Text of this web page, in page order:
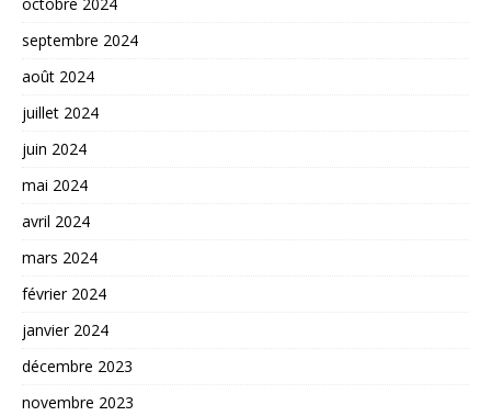
septembre 2024
août 2024
juillet 2024
juin 2024
mai 2024
avril 2024
mars 2024
février 2024
janvier 2024
décembre 2023
novembre 2023